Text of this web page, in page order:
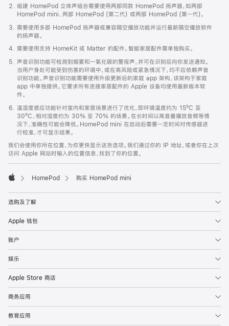
打
开)
组建 HomePod 立体声组合需要使用两部同款 HomePod 扬声器，如两部
HomePod mini、两部 HomePod (第二代) 或两部 HomePod (第一代)。
需要使用多部 HomePod 扬声器或兼容隔空播放功能并运行最新隔空播放软件
的扬声器。
需要使用支持 HomeKit 或 Matter 的配件。智能家居配件需单独购买。
声音识别功能可检测到烟雾和一氧化碳的警报声，并可在识别后向你发送通知。
当用户身处可能受到伤害的环境中，或在高风险或紧急情况下，均不应依赖声音
识别功能。声音识别功能需要使用升级更新后的家庭 app 架构，该架构于家庭
app 中单独提供。它要求所有连接家居配件的 Apple 设备均使用最新版本软
件。
温湿度感应功能针对室内和家居场景进行了优化，即环境温度约为 15ºC 至
30ºC、相对湿度约为 30% 至 70% 的场景。在长时间以高音量播放音频等情
况下，准确性可能会降低。HomePod mini 在启动后需要一定时间对传感器进
行校准，才可显示结果。
我们会使用你所在位置，为你更快显示送货选项。我们通过你的 IP 地址，或者你在上次
访问 Apple 网站时输入的位置信息，找到了你的位置。
HomePod 购买 HomePod mini
选购及了解
Apple 钱包
账户
娱乐
Apple Store 商店
商务应用
教育应用